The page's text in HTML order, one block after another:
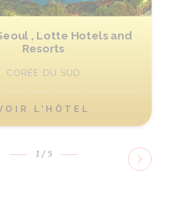
, Lotte Hotels and
Resorts
CORÉE DU SUD
L'HÔTEL
1 /5